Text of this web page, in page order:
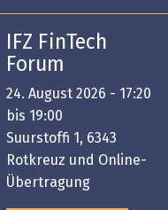
IFZ FinTech
Forum
24. August 2026 - 17:20
bis 19:00
Suurstoffi 1, 6343
Rotkreuz und Online-
Übertragung